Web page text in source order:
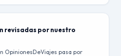
revisadas por nuestro
OpinionesDeViajes pasa por